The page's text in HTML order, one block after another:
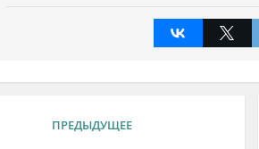
ПРЕДЫДУЩЕЕ